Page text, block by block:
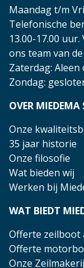
Maandag t/m
Telefonische
13.00-17.00
ons team van
Zaterdag:
Zondag:
OVER MIEDEMA
Onze
35 jaar historie
Onze filosofie
Wat bieden wij
Werken bij
WAT BIEDT
Offerte zeilboot
Offerte
Onze Zeilmakerij